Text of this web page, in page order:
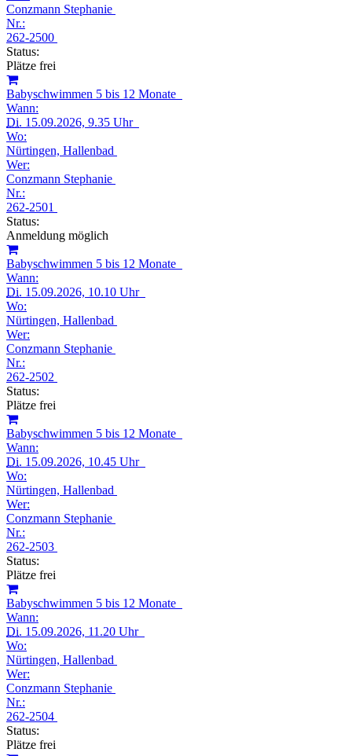
Conzmann Stephanie
Nr.:
262-2500
Status:
Plätze frei
Babyschwimmen 5 bis 12 Monate
Wann:
Di. 15.09.2026, 9.35 Uhr
Wo:
Nürtingen, Hallenbad
Wer:
Conzmann Stephanie
Nr.:
262-2501
Status:
Anmeldung möglich
Babyschwimmen 5 bis 12 Monate
Wann:
Di. 15.09.2026, 10.10 Uhr
Wo:
Nürtingen, Hallenbad
Wer:
Conzmann Stephanie
Nr.:
262-2502
Status:
Plätze frei
Babyschwimmen 5 bis 12 Monate
Wann:
Di. 15.09.2026, 10.45 Uhr
Wo:
Nürtingen, Hallenbad
Wer:
Conzmann Stephanie
Nr.:
262-2503
Status:
Plätze frei
Babyschwimmen 5 bis 12 Monate
Wann:
Di. 15.09.2026, 11.20 Uhr
Wo:
Nürtingen, Hallenbad
Wer:
Conzmann Stephanie
Nr.:
262-2504
Status:
Plätze frei